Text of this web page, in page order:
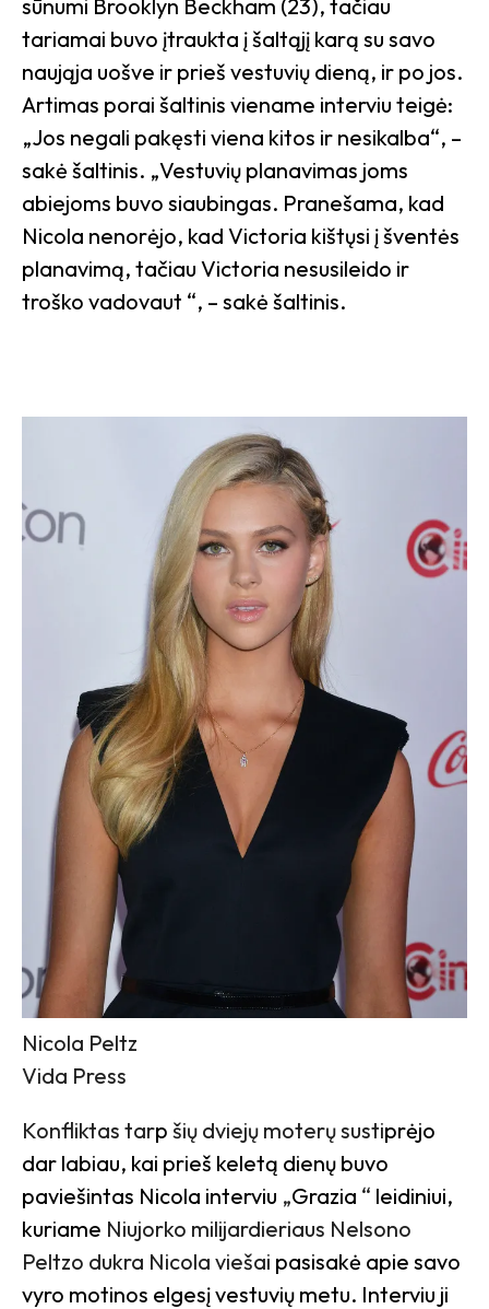
sūnumi Brooklyn Beckham (23), tačiau
tariamai buvo įtraukta į šaltąjį karą su savo
naująja uošve ir prieš vestuvių dieną, ir po jos.
Artimas porai šaltinis viename interviu teigė:
„Jos negali pakęsti viena kitos ir nesikalba“, –
sakė šaltinis. „Vestuvių planavimas joms
abiejoms buvo siaubingas. Pranešama, kad
Nicola nenorėjo, kad Victoria kištųsi į šventės
planavimą, tačiau Victoria nesusileido ir
troško vadovaut “, – sakė šaltinis.
Nicola Peltz
Vida Press
Konfliktas tarp šių dviejų moterų sustiprėjo
dar labiau, kai prieš keletą dienų buvo
paviešintas Nicola interviu „Grazia “ leidiniui,
kuriame Niujorko milijardieriaus Nelsono
Peltzo dukra Nicola viešai pasisakė apie savo
vyro motinos elgesį vestuvių metu. Interviu ji